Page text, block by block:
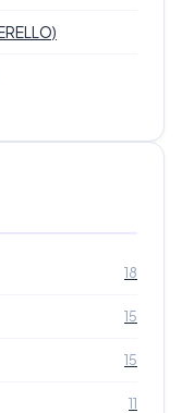
18
15
15
11